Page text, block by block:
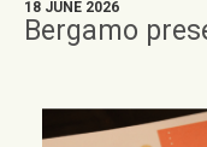
18 JUNE 2026
Bergamo